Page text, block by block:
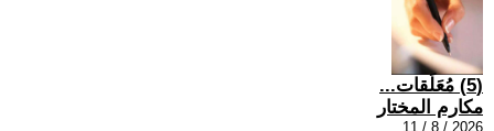
(5) مُعَلَقات...
مكارم المختار
2026 / 8 / 11